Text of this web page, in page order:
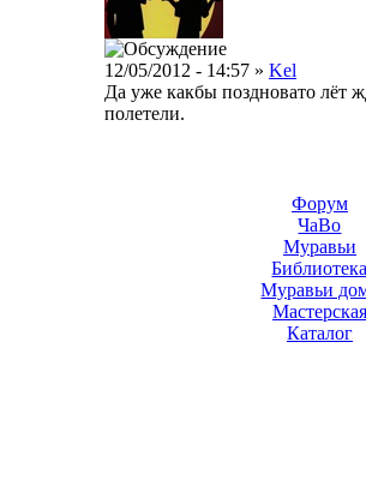
12/05/2012 - 14:57 » Kel
Да уже какбы поздновато лёт
полетели.
Форум
ЧаВо
Муравьи
Муравьи
Мастерская
Каталог